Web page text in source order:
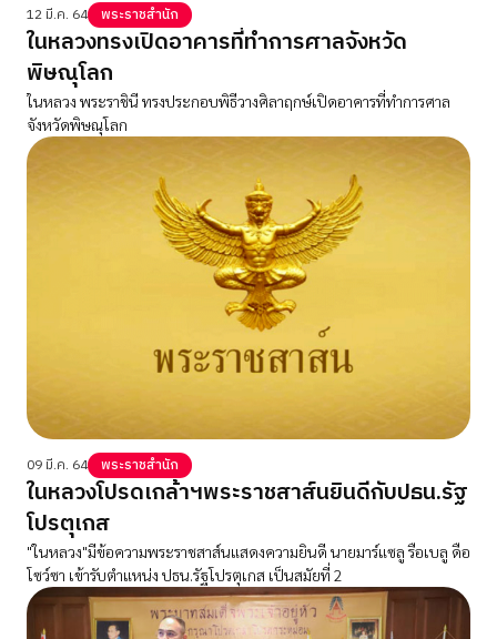
12 มี.ค. 64 พระราชสำนัก
ในหลวงทรงเปิดอาคารที่ทำการศาลจังหวัด
พิษณุโลก
ในหลวง พระราชินี ทรงประกอบพิธีวางศิลาฤกษ์เปิดอาคารที่ทำการศาล
จังหวัดพิษณุโลก
09 มี.ค. 64 พระราชสำนัก
ในหลวงโปรดเกล้าฯพระราชสาส์นยินดีกับปธน.รัฐ
โปรตุเกส
"ในหลวง"มีข้อความพระราชสาส์นแสดงความยินดี นายมาร์แซลู รือเบลู ดือ
โซว์ซา เข้ารับตำแหน่ง ปธน.รัฐโปรตุเกส เป็นสมัยที่ 2